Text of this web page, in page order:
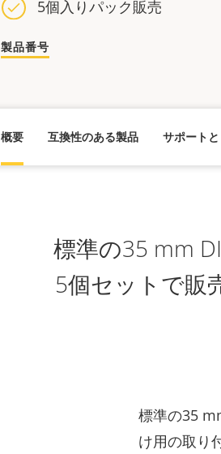
5個入りパック販売
製品番号
概要 互換性のある製品 サポート
標準の35 mm
5個セットで販
標準の35
け用の取り